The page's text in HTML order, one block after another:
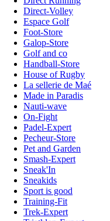
Direct-Volley
Espace Golf
Foot-Store
Galop-Store
Golf and co
Handball-Store
House of Rugby
La sellerie de Maé
Made in Paradis
Nauti-wave
On-Fight
Padel-Expert
Pecheur-Store
Pet and Garden
Smash-Expert
Sneak'In
Sneakids
Sport is good
Training-Fit
Trek-Expert